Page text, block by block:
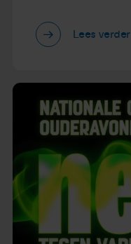
Lees verder